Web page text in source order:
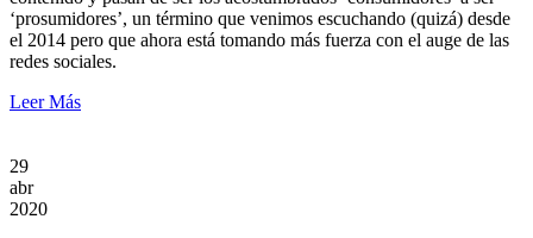
‘prosumidores’, un término que venimos escuchando (quizá) desde
el 2014 pero que ahora está tomando más fuerza con el auge de las
redes sociales.
Leer Más
29
abr
2020